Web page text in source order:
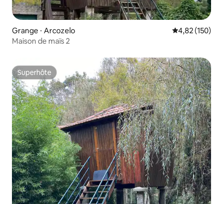
Grange ⋅ Arcozelo Évaluation
4,82 (150)
Maison de maïs 2
Superhôte
Superhôte